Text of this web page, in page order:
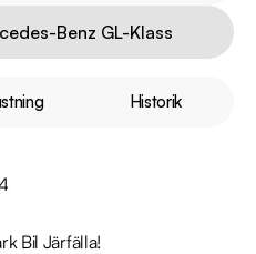
Historik
Bil Järfälla!
Benz GL-Klass